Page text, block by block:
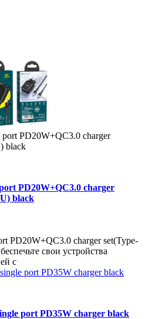
PD20W+QC3.0 charger
black
PD20W+QC3.0 charger set(Type-
свои устройства
с
port PD35W charger black